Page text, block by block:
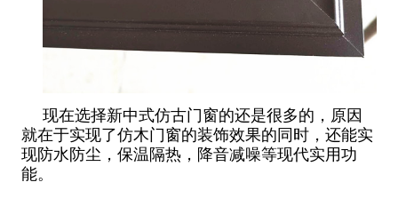
现在选择新中式仿古门窗的还是很多的，原因
就在于实现了仿木门窗的装饰效果的同时，还能实
现防水防尘，保温隔热，降音减噪等现代实用功
能。